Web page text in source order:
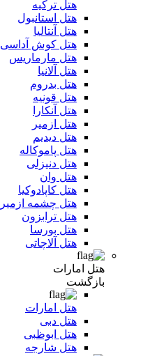
هتل ترکیه
هتل استانبول
هتل آنتالیا
هتل کوش آداسی
هتل مارماریس
هتل آلانیا
هتل بدروم
هتل قونیه
هتل آنکارا
هتل ازمیر
هتل دیدیم
هتل پاموکاله
هتل دنیزلی
هتل وان
هتل کاپادوکیا
هتل چشمه ازمیر
هتل ترابزون
هتل بورسا
هتل آلاچاتی
هتل امارات
بازگشت
هتل امارات
هتل دبی
هتل ابوظبی
هتل شارجه